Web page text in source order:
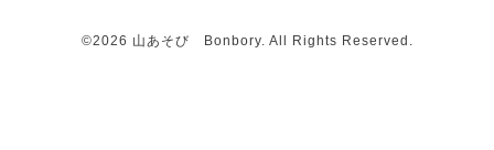
©2026 山あそび Bonbory. All Rights Reserved.